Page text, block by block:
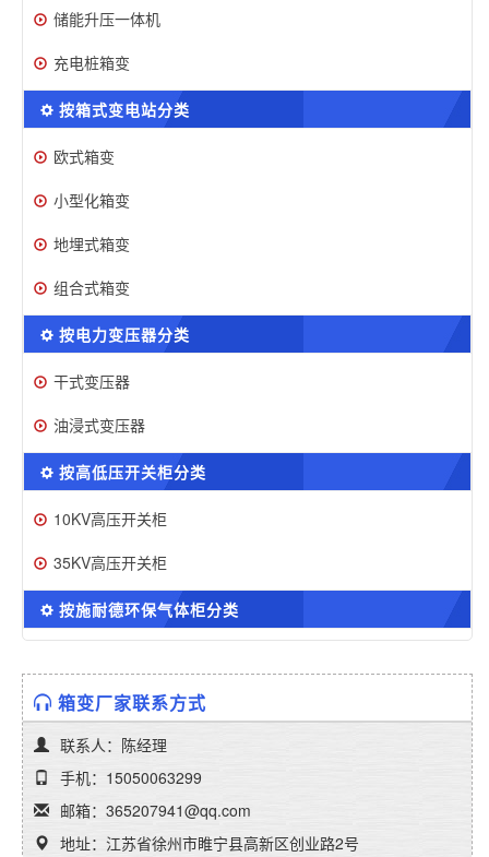
储能升压一体机
充电桩箱变
按箱式变电站分类
欧式箱变
小型化箱变
地埋式箱变
组合式箱变
按电力变压器分类
干式变压器
油浸式变压器
按高低压开关柜分类
10KV高压开关柜
35KV高压开关柜
按施耐德环保气体柜分类
箱变厂家联系方式
联系人：陈经理
手机：15050063299
邮箱：365207941@qq.com
地址：江苏省徐州市睢宁县高新区创业路2号